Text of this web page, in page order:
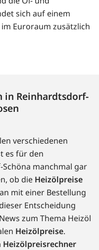
sich auf einem
Euroraum zusätzlich
in Reinhardtsdorf-
verschiedenen
es für den
manchmal gar
ob die Heizölpreise
mit einer Bestellung
Entscheidung
zum Thema Heizöl
Heizölpreise.
Heizölpreisrechner